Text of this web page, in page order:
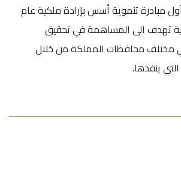
مبادرة تنموية أسس بإرادة ملكية عام
تهدف الى المساهمة في تحقيق
مختلف محافظات المملكة من خلال
التي ينفذها.